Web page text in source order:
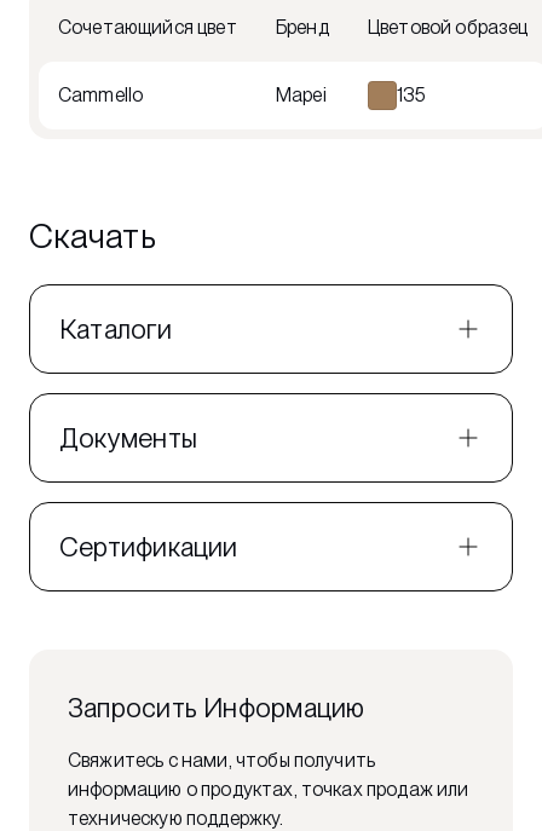
Сочетающийся цвет Бренд Цветовой образец
Cammello Mapei 135
Скачать
Каталоги
Документы
Сертификации
Запросить Информацию
Свяжитесь с нами, чтобы получить
информацию о продуктах, точках продаж или
техническую поддержку.